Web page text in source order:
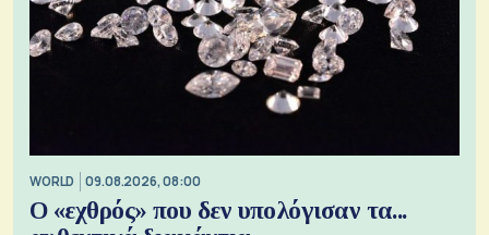
WORLD 09.08.2026, 08:00
Ο «εχθρός» που δεν υπολόγισαν τα...